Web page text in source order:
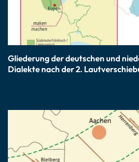
Gliederung der deutschen und
Dialekte nach der 2.